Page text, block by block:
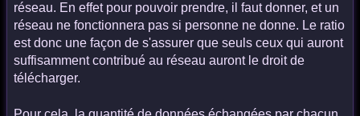
réseau. En effet pour pouvoir prendre, il faut donner, et un
réseau ne fonctionnera pas si personne ne donne. Le ratio
est donc une façon de s'assurer que seuls ceux qui auront
suffisamment contribué au réseau auront le droit de
télécharger.